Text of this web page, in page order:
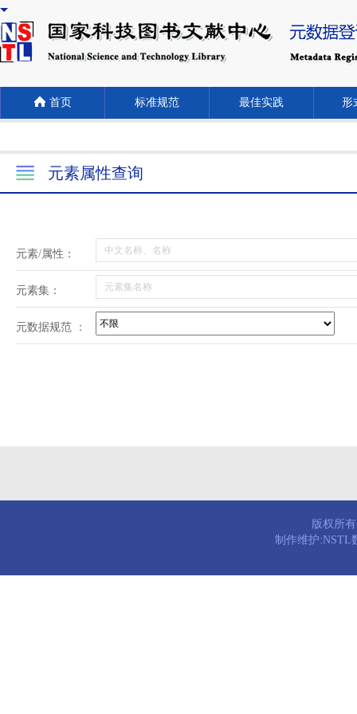
首页 标准规范 最佳实践 形
元素属性查询
元素/属性：
元素集：
元数据规范 ：
版权所
制作维护:NSTL